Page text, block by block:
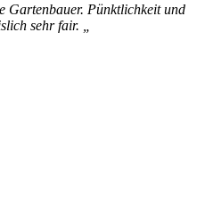
Gartenbauer. Pünktlichkeit und
sehr fair. „